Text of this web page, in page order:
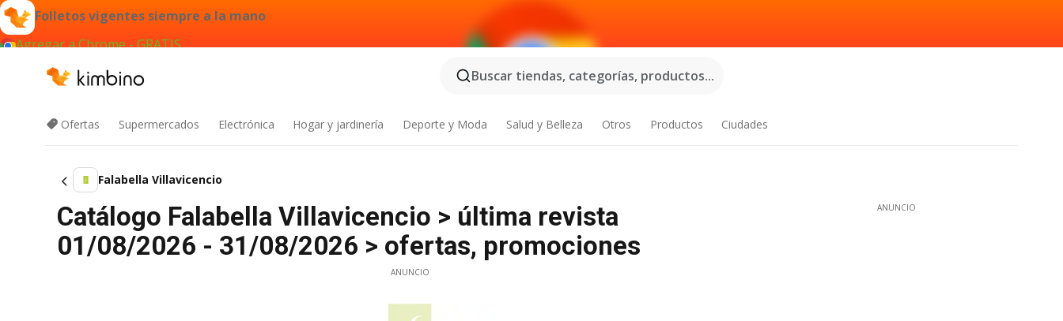
Folletos vigentes siempre a la mano
Agregar a Chrome - GRATIS
Buscar tiendas, categorías, productos...
Ofertas Supermercados Electrónica Hogar y jardinería Deporte y Moda Salud y Belleza Otros Productos Ciudades
Falabella Villavicencio
Catálogo Falabella Villavicencio > última revista
01/08/2026 - 31/08/2026 > ofertas, promociones
ANUNCIO
ANUNCIO